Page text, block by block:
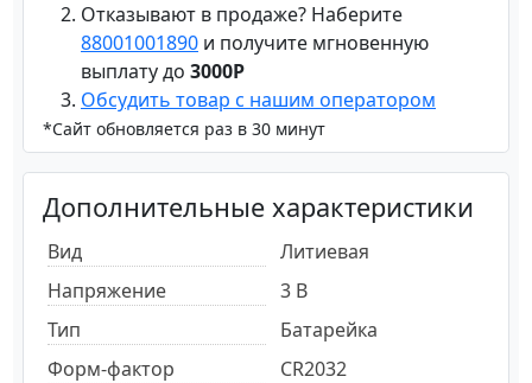
Отказывают в продаже? Наберите
88001001890 и получите мгновенную
выплату до 3000Р
Обсудить товар с нашим оператором
*Сайт обновляется раз в 30 минут
Дополнительные характеристики
Вид
Литиевая
Напряжение
3 В
Тип
Батарейка
Форм-фактор
CR2032